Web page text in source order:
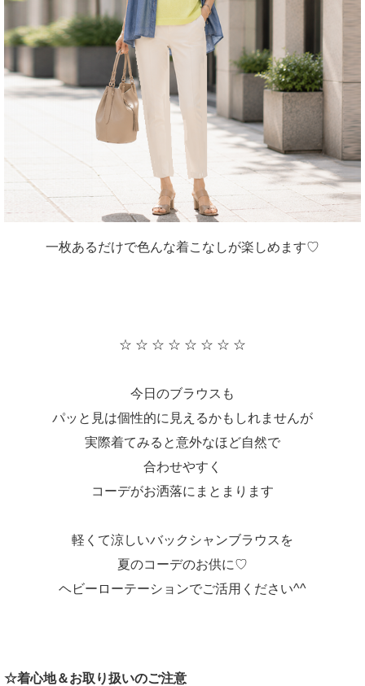
一枚あるだけで色んな着こなしが楽しめます♡
☆ ☆ ☆ ☆ ☆ ☆ ☆ ☆
今日のブラウスも
パッと見は個性的に見えるかもしれませんが
実際着てみると意外なほど自然で
合わせやすく
コーデがお洒落にまとまります
軽くて涼しいバックシャンブラウスを
夏のコーデのお供に♡
ヘビーローテーションでご活用ください^^
☆着心地＆お取り扱いのご注意